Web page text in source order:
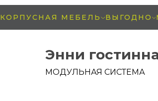
КОРПУСНАЯ МЕБЕЛЬ ВЫГОДНО
Энни
МОДУЛЬНАЯ СИСТЕМА